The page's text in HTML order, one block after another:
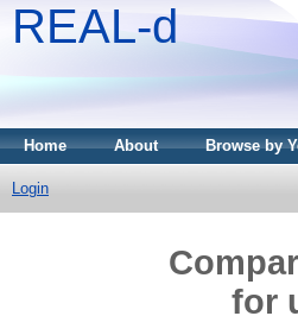
REAL-d
Home About Browse by
Login
for